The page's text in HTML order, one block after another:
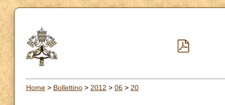
Home > Bollettino > 2012 > 06 > 20